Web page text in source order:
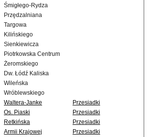
Śmigłego-Rydza
Przędzalniana
Targowa
Kilińskiego
Sienkiewicza
Piotrkowska Centrum
Żeromskiego
Dw. Łódź Kaliska
Wileńska
Wróblewskiego
Waltera-Janke
Przesiadki
Os. Piaski
Przesiadki
Retkińska
Przesiadki
Armii Krajowej
Przesiadki